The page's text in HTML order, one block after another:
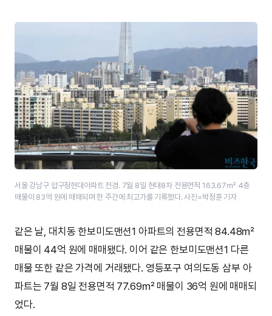
서울 강남구 압구정현대아파트 전경. 7월 8일 현대8차 전용면적 163.67㎡ 4층
매물이 83억 원에 매매되며 한 주간에 최고가를 기록했다.​ 사진=박정훈 기자
같은 날, 대치동 한보미도맨션1 아파트의 전용면적 84.48㎡
매물이 44억 원에 매매됐다. 이어 같은 한보미도맨션1 다른
매물 또한 같은 가격에 거래됐다. 영등포구 여의도동 삼부 아
파트는 7월 8일 전용면적 77.69㎡ 매물이 36억 원에 매매되
었다.